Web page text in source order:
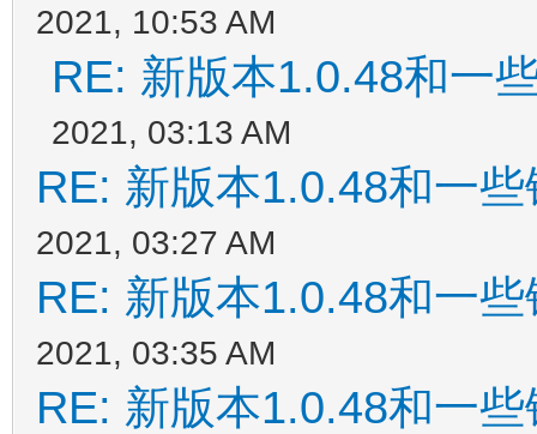
2021, 10:53 AM
RE: 新版本1.0.48和一
2021, 03:13 AM
RE: 新版本1.0.48和一
2021, 03:27 AM
RE: 新版本1.0.48和一
2021, 03:35 AM
RE: 新版本1.0.48和一